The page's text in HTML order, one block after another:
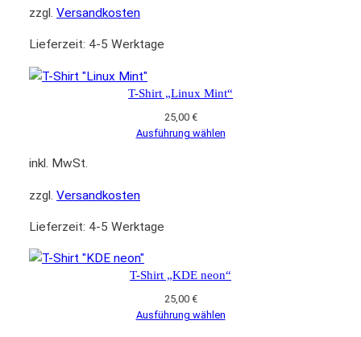
zzgl. Versandkosten
Lieferzeit: 4-5 Werktage
T-Shirt „Linux Mint“
25,00 €
Ausführung wählen
inkl. MwSt.
zzgl. Versandkosten
Lieferzeit: 4-5 Werktage
T-Shirt „KDE neon“
25,00 €
Ausführung wählen